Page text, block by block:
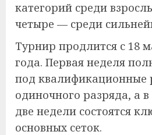
категорий среди
четыре — среди
Турнир продлится с 18
года. Первая неделя
под квалификационные
одиночного разряда, а
две недели состоятся
основных сеток.